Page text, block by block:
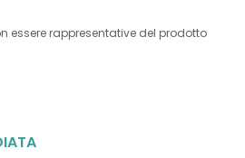
essere rappresentative del prodotto